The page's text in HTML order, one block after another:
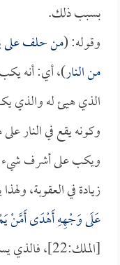
بسبب ذلك.
وقوله: (من حلف على
من النار)، أي: أنه
الذي هيئ له والذي
وكونه يقع في النار
ويكب على أشرف شيء
زيادة في العقوبة،
عَلَى وَجْهِهِ أَهْدَى أَمَّنْ
[الملك:22]،